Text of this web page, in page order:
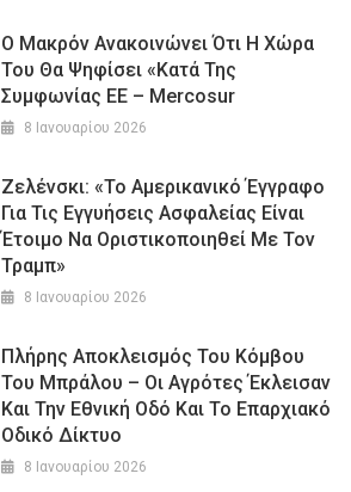
Ο Μακρόν Ανακοινώνει Ότι Η Χώρα
Του Θα Ψηφίσει «κατά Της
Συμφωνίας ΕΕ – Mercosur
8 Ιανουαρίου 2026
Ζελένσκι: «Το Αμερικανικό Έγγραφο
Για Τις Εγγυήσεις Ασφαλείας Είναι
Έτοιμο Να Οριστικοποιηθεί Με Τον
Τραμπ»
8 Ιανουαρίου 2026
Πλήρης Αποκλεισμός Του Κόμβου
Του Μπράλου – Οι Αγρότες Έκλεισαν
Και Την Εθνική Οδό Και Το Επαρχιακό
Οδικό Δίκτυο
8 Ιανουαρίου 2026